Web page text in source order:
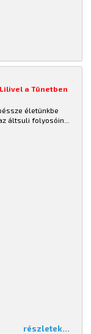
a Tünetben
életünkbe
áltsuli folyosóin...
részletek...